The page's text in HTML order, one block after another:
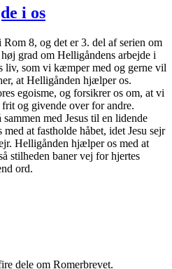
i os
8, og det er 3. del af serien om
grad om Helligåndens arbejde i
liv, som vi kæmper med og gerne vil
at Helligånden hjælper os.
egoisme, og forsikrer os om, at vi
og givende over for andre.
med Jesus til en lidende
at fastholde håbet, idet Jesu sejr
Helligånden hjælper os med at
stilheden baner vej for hjertes
ord.
dele om Romerbrevet.